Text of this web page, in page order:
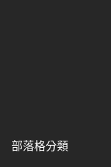
部落格分類